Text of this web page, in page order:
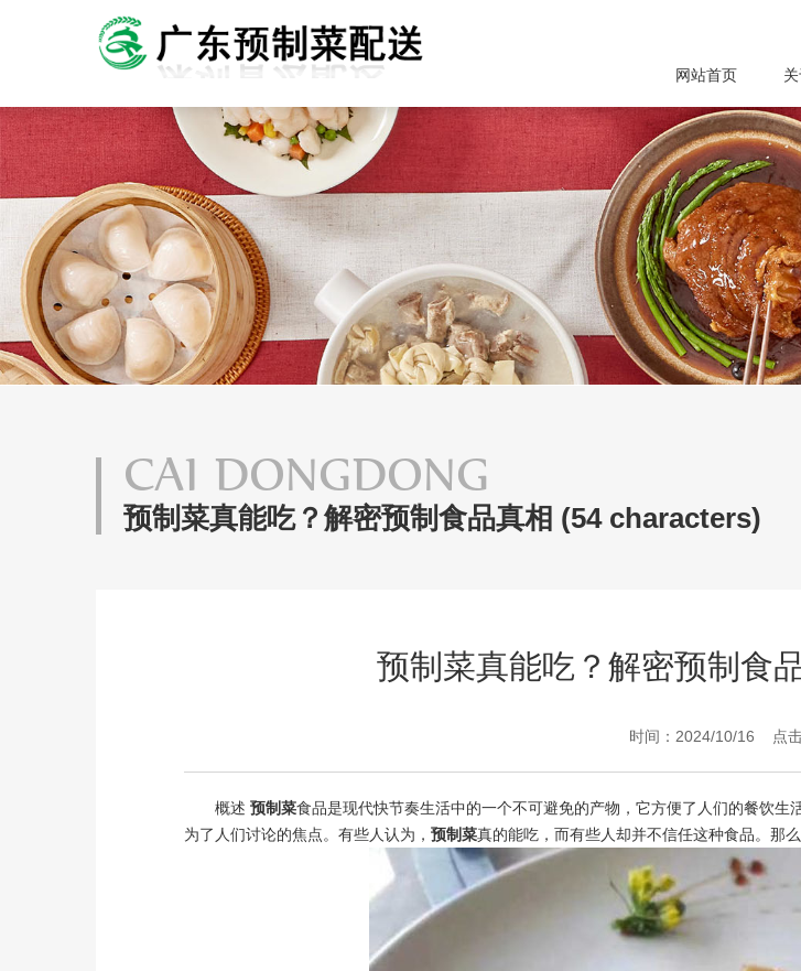
网站首页
CAI DONGDONG
预制菜真能吃？解密预制食品真相 (54 characters)
预制菜真能吃？解密预制食
时间：2024/10/16 点
概述 预制菜食品是现代快节奏生活中的一个不可避免的产物，它方便了人们的餐饮生
为了人们讨论的焦点。有些人认为， 预制菜真的能吃，而有些人却并不信任这种食品。那么